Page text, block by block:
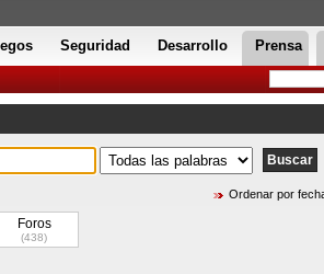
Seguridad Desarrollo Prensa
Ordenar por
Foros
(438)